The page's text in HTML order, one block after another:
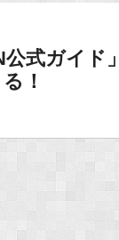
公式ガイ
！